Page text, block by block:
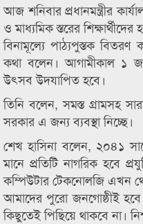
আজ শনিবার প্রধানমন্ত্রীর
ও মাধ্যমিক স্তরের
বিনামূল্যে পাঠ্যপুস্তক বিতরণ
কথা বলেন। আগামীকাল ১
উৎসব উদযাপিত হবে।
তিনি বলেন, সমস্ত গ্রামসহ
সরকার এ জন্য ব্যবস্থা নিচ্ছে।
শেখ হাসিনা বলেন, ২০৪১
মানে প্রতিটি নাগরিক হবে
কম্পিউটার টেকনোলজি এখন
আমাদের পুরো জনগোষ্ঠীই হবে
কিছুতেই পিছিয়ে থাকবে না।